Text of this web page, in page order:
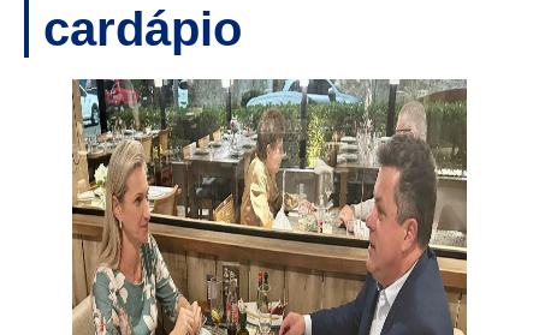
cardápio